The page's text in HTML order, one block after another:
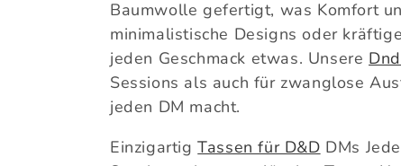
g
o
r
Baumwolle gefertigt, was Komfort
minimalistische Designs oder
jeden Geschmack etwas. Unsere
Sessions als auch für zwanglose
jeden DM macht.
Einzigartig Tassen für D&D DMs